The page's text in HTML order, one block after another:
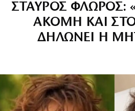
ΣΤΑΥΡΟΣ ΦΛΩΡΟΣ:
ΑΚΟΜΗ ΚΑΙ
ΔΗΛΩΝΕΙ Η